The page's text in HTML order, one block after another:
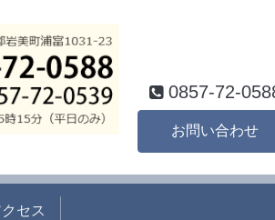
0857-72-
お問い合わせ
セス